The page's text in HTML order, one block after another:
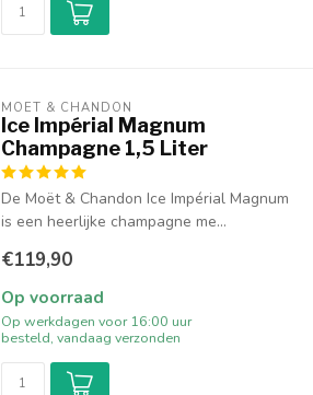
MOËT & CHANDON
Ice Impérial Magnum
Champagne 1,5 Liter
De Moët & Chandon Ice Impérial Magnum
is een heerlijke champagne me...
€119,90
Op voorraad
Op werkdagen voor 16:00 uur
besteld, vandaag verzonden